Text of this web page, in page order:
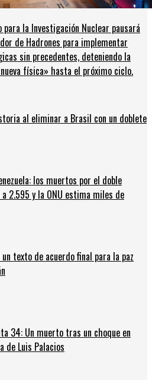
para la Investigación Nuclear pausará
de Hadrones para implementar
sin precedentes, deteniendo la
física» hasta el próximo ciclo.
al eliminar a Brasil con un doblete
los muertos por el doble
2.595 y la ONU estima miles de
texto de acuerdo final para la paz
34: Un muerto tras un choque en
de Luis Palacios